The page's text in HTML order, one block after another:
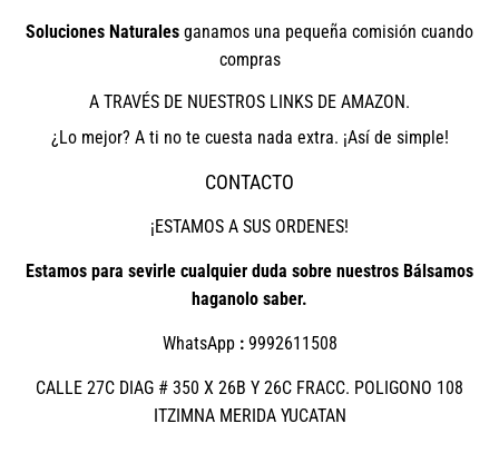
Soluciones Naturales ganamos una pequeña comisión cuando
compras
A TRAVÉS DE NUESTROS LINKS DE AMAZON.
¿Lo mejor? A ti no te cuesta nada extra. ¡Así de simple!
CONTACTO
¡ESTAMOS A SUS ORDENES!
Estamos para sevirle cualquier duda sobre nuestros Bálsamos
haganolo saber.
WhatsApp : 9992611508
CALLE 27C DIAG # 350 X 26B Y 26C FRACC. POLIGONO 108
ITZIMNA MERIDA YUCATAN